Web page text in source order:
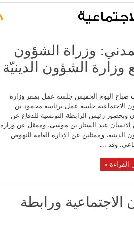
وزراة الشؤون
وزارة الشؤون الدينيّة
صباح اليوم الخميس جلسة عمل بمقر وزارة
الاجتماعية جلسة عمل برئاسة محمود بن
وبحضور رئيس الرابطة التونسية للدفاع عن
عبد الستار بن موسى، وممثل عن وزارة
الدينية، وممثلين عن الإدارة العامة للنهوض
وقد ...
القراءة »
ورابطة